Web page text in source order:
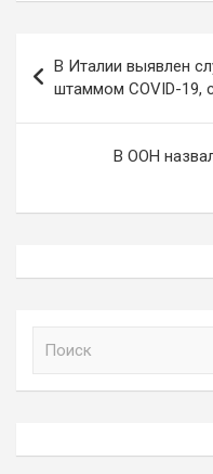
по
записям
В Италии выявлен
штаммом COVID-
В ООН